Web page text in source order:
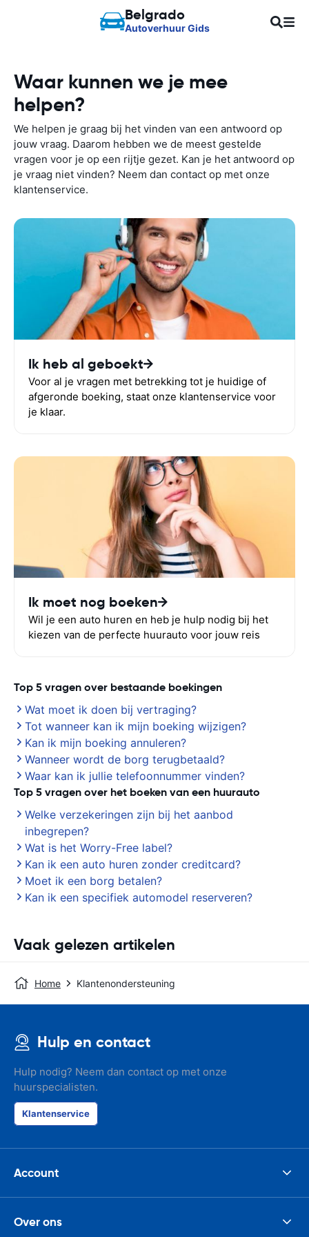
Belgrado
Autoverhuur Gids
Waar kunnen we je mee
helpen?
We helpen je graag bij het vinden van een antwoord op
jouw vraag. Daarom hebben we de meest gestelde
vragen voor je op een rijtje gezet. Kan je het antwoord op
je vraag niet vinden? Neem dan contact op met onze
klantenservice.
Ik heb al geboekt
Voor al je vragen met betrekking tot je huidige of
afgeronde boeking, staat onze klantenservice voor
je klaar.
Ik moet nog boeken
Wil je een auto huren en heb je hulp nodig bij het
kiezen van de perfecte huurauto voor jouw reis
Top 5 vragen over bestaande boekingen
Wat moet ik doen bij vertraging?
Tot wanneer kan ik mijn boeking wijzigen?
Kan ik mijn boeking annuleren?
Wanneer wordt de borg terugbetaald?
Waar kan ik jullie telefoonnummer vinden?
Top 5 vragen over het boeken van een huurauto
Welke verzekeringen zijn bij het aanbod
inbegrepen?
Wat is het Worry-Free label?
Kan ik een auto huren zonder creditcard?
Moet ik een borg betalen?
Kan ik een specifiek automodel reserveren?
Vaak gelezen artikelen
Home Klantenondersteuning
Hulp en contact
Hulp nodig? Neem dan contact op met onze
huurspecialisten.
Klantenservice
Account
Over ons